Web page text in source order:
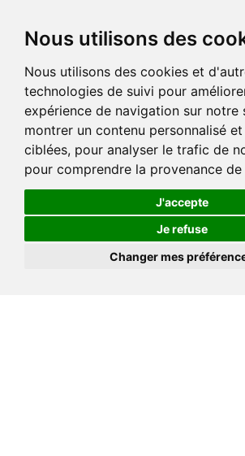
Nous utilisons des
Nous utilisons des cookies et
technologies de suivi pour
expérience de navigation sur notre
montrer un contenu personnalisé
ciblées, pour analyser le trafic de
pour comprendre la provenance
J'accepte
Je refuse
Changer mes